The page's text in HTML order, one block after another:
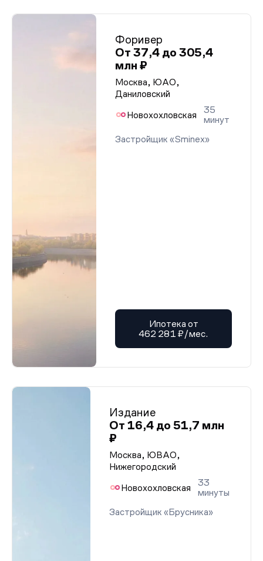
Форивер
От 37,4 до 305,4
млн ₽
Москва, ЮАО,
Даниловский
Новохохловская
35
минут
Застройщик «Sminex»
Ипотека от
462 281 ₽/мес.
Издание
От 16,4 до 51,7 млн
₽
Москва, ЮВАО,
Нижегородский
Новохохловская
33
минуты
Застройщик «Брусника»